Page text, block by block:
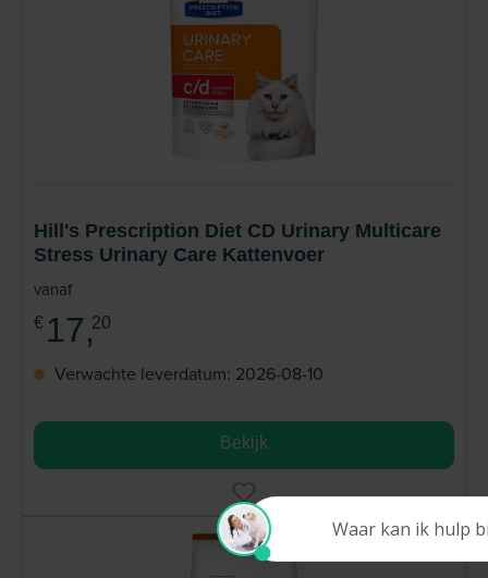
Hill's Prescription Diet CD Urinary Multicare
Stress Urinary Care Kattenvoer
vanaf
€ 17,20
Verwachte leverdatum: 2026-08-10
Bekijk